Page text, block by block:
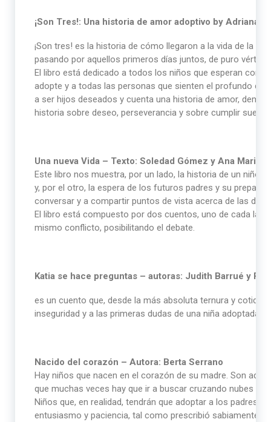
¡Son Tres!: Una historia de amor adoptivo by Adriana
¡Son tres! es la historia de cómo llegaron a la vida de la
pasando por aquellos primeros días juntos, de puro
El libro está dedicado a todos los niños que esperan con
adopte y a todas las personas que sienten el profundo
a ser hijos deseados y cuenta una historia de amor,
historia sobre deseo, perseverancia y sobre cumplir
Una nueva Vida – Texto: Soledad Gómez y Ana Maria
Este libro nos muestra, por un lado, la historia de un niño
y, por el otro, la espera de los futuros padres y su
conversar y a compartir puntos de vista acerca de las
El libro está compuesto por dos cuentos, uno de cada
mismo conflicto, posibilitando el debate.
Katia se hace preguntas – autoras: Judith Barrué y
es un cuento que, desde la más absoluta ternura y
inseguridad y a las primeras dudas de una niña adoptada.
Nacido del corazón – Autora: Berta Serrano
Hay niños que nacen en el corazón de su madre. Son
que muchas veces hay que ir a buscar cruzando nubes y
Niños que, en realidad, tendrán que adoptar a los padres
entusiasmo y paciencia, tal como prescribió sabiamente